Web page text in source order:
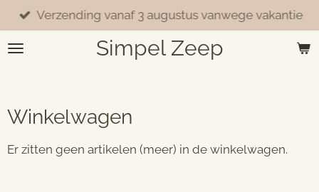
Ga
direct
naar
Simpel Zeep
Verzending vanaf 3 augustus vanwege vakantie
Winkelwagen
Er zitten geen artikelen (meer) in de winkelwagen.